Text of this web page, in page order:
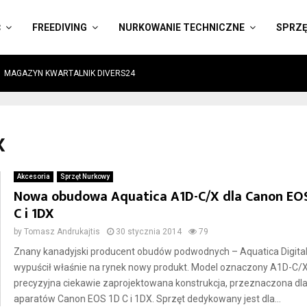
FREEDIVING NURKOWANIE TECHNICZNE
MAGAZYN KWARTALNIK DIVERS24
Akcesoria Sprzęt Nurkowy
Nowa obudowa Aquatica A1D-C/X dla Canon
C i 1DX
by Tomasz Andrukajtis 30 stycznia 2014 79
Znany kanadyjski producent obudów podwodnych – Aquatica
wypuścił właśnie na rynek nowy produkt. Model oznaczony A1D-C/
precyzyjna ciekawie zaprojektowana konstrukcja, przeznaczona dla
aparatów Canon EOS 1D C i 1DX. Sprzęt dedykowany jest dla...